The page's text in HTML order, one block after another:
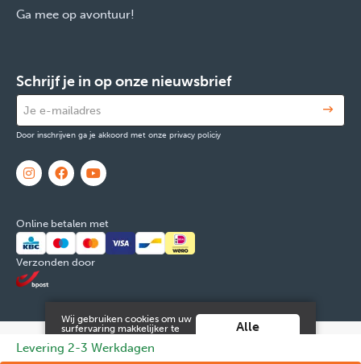
Levering 2-3 Werkdagen
Ga mee op avontuur!
Schrijf je in op onze nieuwsbrief
Door inschrijven ga je akkoord met onze privacy policiy
Online betalen met
Verzonden door
© 2026 FOX & Cie Ondernemingsnr: 0551.965.335
Tilroy.
Wij gebruiken cookies om uw
surfervaring makkelijker te
te maken van deze website ga
je hiermee akkoord.
Alle
aanvaarden